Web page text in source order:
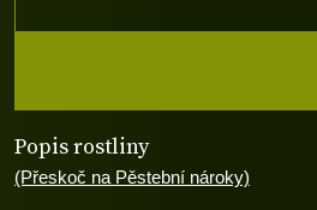
Popis rostliny
(Přeskoč na Pěstební nároky)